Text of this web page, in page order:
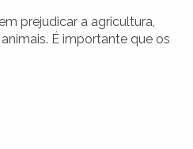
prejudicar a agricultura,
É importante que os